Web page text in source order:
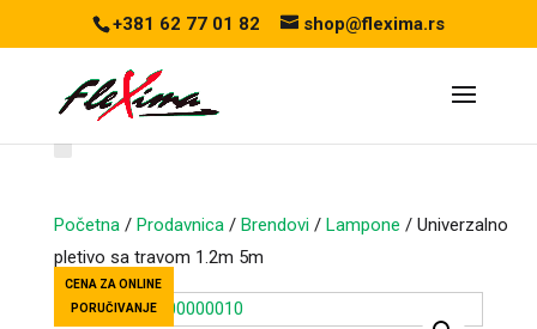
+381 62 77 01 82 shop@flexima.rs
Početna/ Prodavnica/ Brendovi/ Lampone / Univerzalno
pletivo sa travom 1.2m 5m
CENA ZA ONLINE
PORUČIVANJE